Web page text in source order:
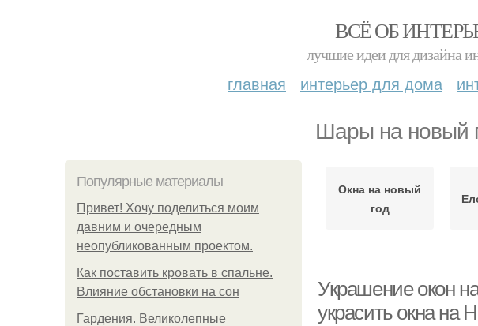
ВСЁ ОБ
лучшие идеи для дизайна
главная интерьер для дома
Шары на новый
Популярные материалы
Привет! Хочу поделиться моим
давним и очередным
неопубликованным проектом.
Как поставить кровать в спальне.
Влияние обстановки на сон
Гардения. Великолепные
Окна на новый
год
Украшение окон
украсить окна на